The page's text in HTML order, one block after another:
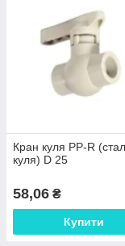
Кран куля PP-R
куля) D 25
58,06 ₴
Купити